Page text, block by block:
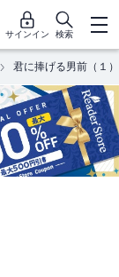
サインイン 検索
君に捧げる男前（１）